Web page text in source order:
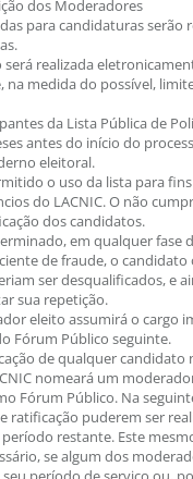
dos Moderadores
para candidaturas serão
será realizada
na medida do possível,
da Lista Pública de
antes do início do
eleitoral.
o uso da lista para
do LACNIC. O não
dos candidatos.
em qualquer fase
de fraude, o
ser desqualificados, e
sua repetição.
eleito assumirá o cargo
Fórum Público seguinte.
de qualquer candidato
nomeará um
Fórum Público. Na
ratificação puderem ser
restante. Este
se algum dos